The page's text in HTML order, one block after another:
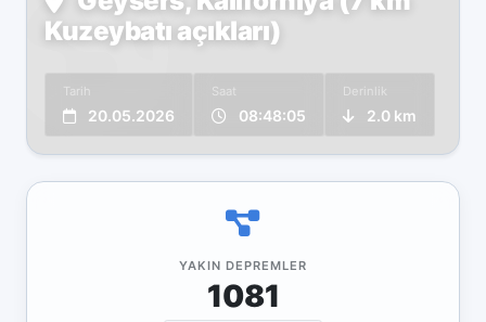
Kuzeybatı açıkları)
Tarih
20.05.2026
Saat
08:48:05
Derinlik
2.0 km
YAKIN DEPREMLER
1081